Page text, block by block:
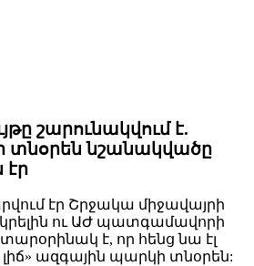
շարունակվում է.
տնօրեն նշանակվածը
էր
էր Շրջակա միջավայրի
ու ԱԺ պատգամավորի
է, որ հենց նա էլ
ազգային պարկի տնօրեն: